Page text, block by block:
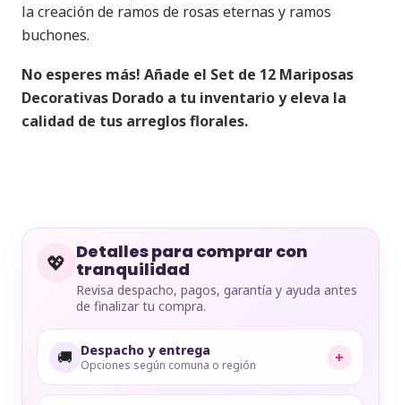
la creación de ramos de rosas eternas y ramos
buchones.
No esperes más! Añade el Set de 12 Mariposas
Decorativas Dorado a tu inventario y eleva la
calidad de tus arreglos florales.
💖 Detalles para comprar con
tranquilidad
Revisa despacho, pagos, garantía y ayuda antes
de finalizar tu compra.
🚚 Despacho y entrega
Opciones según comuna o región +